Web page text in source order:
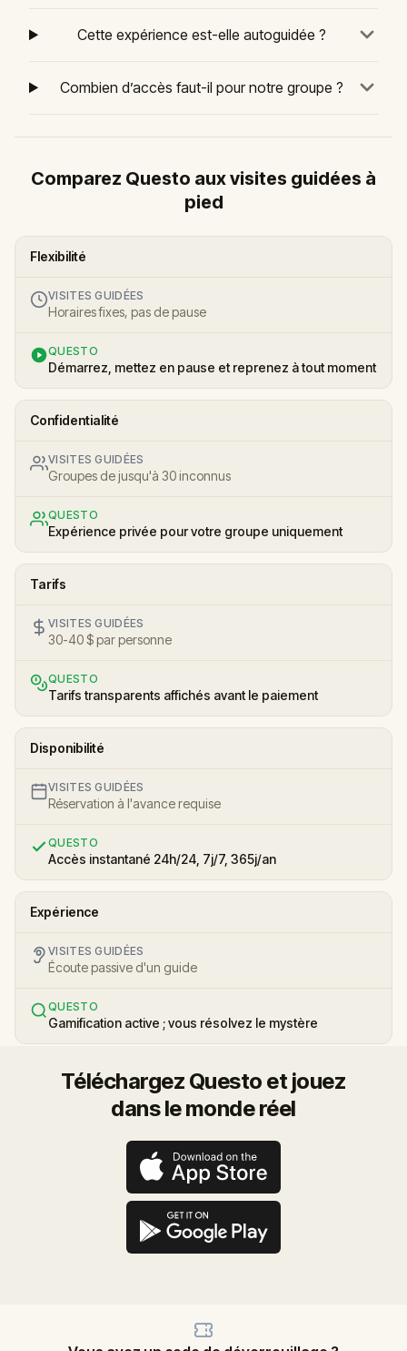
Cette expérience est-elle autoguidée ?
Combien d’accès faut-il pour notre groupe ?
Comparez Questo aux visites guidées à
pied
Flexibilité
VISITES GUIDÉES
Horaires fixes, pas de pause
QUESTO
Démarrez, mettez en pause et reprenez à tout moment
Confidentialité
VISITES GUIDÉES
Groupes de jusqu'à 30 inconnus
QUESTO
Expérience privée pour votre groupe uniquement
Tarifs
VISITES GUIDÉES
30-40 $ par personne
QUESTO
Tarifs transparents affichés avant le paiement
Disponibilité
VISITES GUIDÉES
Réservation à l'avance requise
QUESTO
Accès instantané 24h/24, 7j/7, 365j/an
Expérience
VISITES GUIDÉES
Écoute passive d'un guide
QUESTO
Gamification active ; vous résolvez le mystère
Téléchargez Questo et jouez
dans le monde réel